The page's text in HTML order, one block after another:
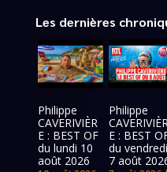
Les dernières
Philippe
CAVERIVIÈR
E : BEST OF
du lundi 10
août 2026
Philippe
CAVERIVIÈR
E : BEST
du vendredi
7 août